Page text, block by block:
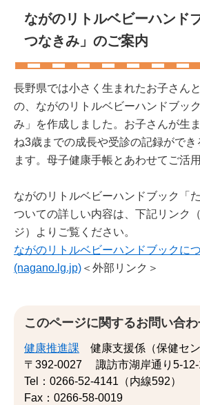
ながのリトルベビーハンド
つなきみ」のご案内
長野県では小さく生まれたお子さん
の、ながのリトルベビーハンドブッ
み」を作成しました。お子さんが生
ね3歳までの成長や受診の記録がで
ます。母子健康手帳とあわせてご活
ながのリトルベビーハンドブック「
ついての詳しい内容は、下記リンク
ジ）よりご覧ください。
ながのリトルベビーハンドブックに
(nagano.lg.jp) ＜外部リンク＞
このページに関するお問い合
健康推進課
健康支援係（保健セン
〒392-0027
諏訪市湖岸通り5-
Tel：0266-52-4141（内線592）
Fax：0266-58-0019